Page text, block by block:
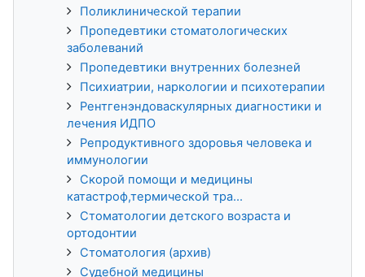
Поликлинической терапии
Пропедевтики стоматологических
заболеваний
Пропедевтики внутренних болезней
Психиатрии, наркологии и психотерапии
Рентгенэндоваскулярных диагностики и
лечения ИДПО
Репродуктивного здоровья человека и
иммунологии
Скорой помощи и медицины
катастроф,термической тра...
Стоматологии детского возраста и
ортодонтии
Стоматология (архив)
Судебной медицины